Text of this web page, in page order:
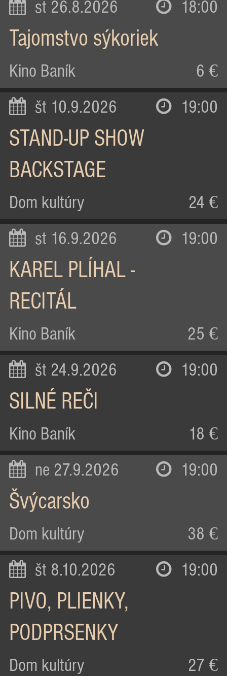
st 26.8.2026 18:00
Tajomstvo sýkoriek
Kino Baník 6 €
št 10.9.2026 19:00
STAND-UP SHOW
BACKSTAGE
Dom kultúry 24 €
st 16.9.2026 19:00
KAREL PLÍHAL -
RECITÁL
Kino Baník 25 €
št 24.9.2026 19:00
SILNÉ REČI
Kino Baník 18 €
ne 27.9.2026 19:00
Švýcarsko
Dom kultúry 38 €
št 8.10.2026 19:00
PIVO, PLIENKY,
PODPRSENKY
Dom kultúry 27 €